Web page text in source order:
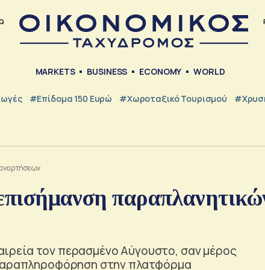
MARKETS BUSINESS ECONOMY WORLD
#Επίδομα 150 Ευρώ #Χωροταξικό Τουρισμού
τον περασμένο Αύγουστο, σαν μέρος
στην πλατφόρμα